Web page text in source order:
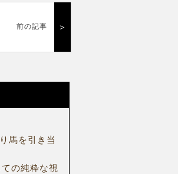
前の記事 ＞
馬を引き当
の純粋な視